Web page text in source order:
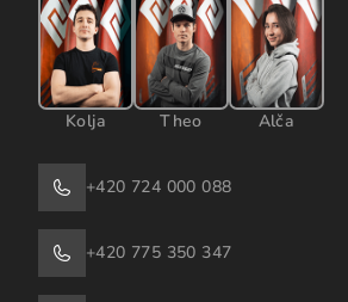
Kolja Theo Alča
+420 724 000 088
+420 775 350 347